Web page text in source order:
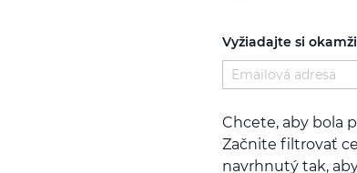
Vyžiadajte si
Chcete, aby bola
Začnite filtrovať
navrhnutý tak,